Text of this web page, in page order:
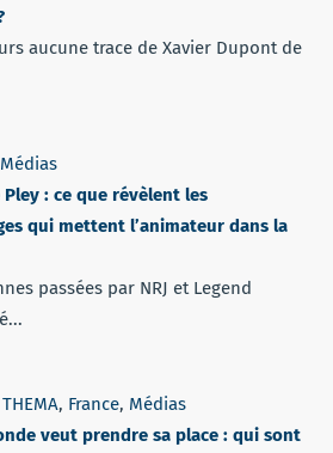
aucune trace de Xavier Dupont de
Médias
: ce que révèlent les
qui mettent l’animateur dans la
passées par NRJ et Legend
, France, Médias
veut prendre sa place : qui sont